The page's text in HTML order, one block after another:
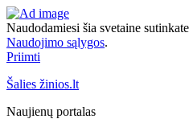
Naudodamiesi šia svetaine
Naudojimo sąlygos.
Priimti
Šalies žinios.lt
Naujienų portalas